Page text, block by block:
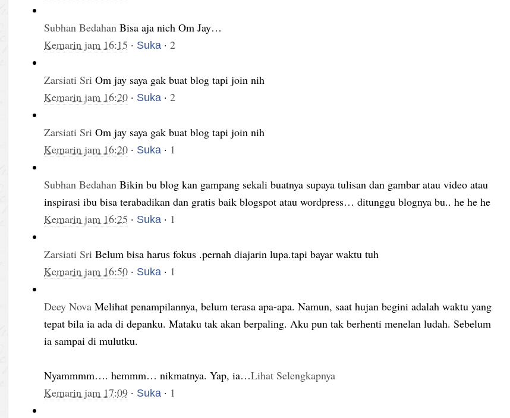
Subhan Bedahan Bisa aja nich Om Jay…
Kemarin jam 16:15 · Suka ·2
Zarsiati Sri Om jay saya gak buat blog tapi join nih
Kemarin jam 16:20 · Suka ·2
Zarsiati Sri Om jay saya gak buat blog tapi join nih
Kemarin jam 16:20 · Suka · 1
Subhan Bedahan Bikin bu blog kan gampang sekali buatnya supaya tulisan dan gambar atau video atau
inspirasi ibu bisa terabadikan dan gratis baik blogspot atau wordpress… ditunggu blognya bu.. he he he
Kemarin jam 16:25 · Suka · 1
Zarsiati Sri Belum bisa harus fokus .pernah diajarin lupa.tapi bayar waktu tuh
Kemarin jam 16:50 · Suka · 1
Deey Nova Melihat penampilannya, belum terasa apa-apa. Namun, saat hujan begini adalah waktu yang
tepat bila ia ada di depanku. Mataku tak akan berpaling. Aku pun tak berhenti menelan ludah. Sebelum
ia sampai di mulutku.
Nyammmm…. hemmm… nikmatnya. Yap, ia…Lihat Selengkapnya
Kemarin jam 17:09 · Suka · 1